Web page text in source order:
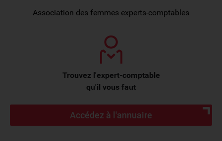
Association des femmes experts-comptables
Trouvez l'expert-comptable
qu'il vous faut
Accédez à l'annuaire